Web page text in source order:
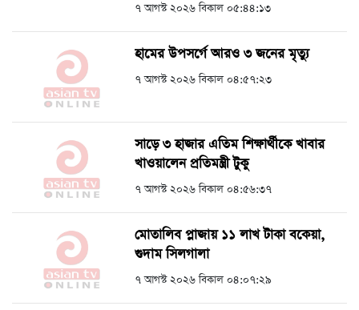
৭ আগস্ট ২০২৬ বিকাল ০৫:৪৪:১৩
হামের উপসর্গে আরও ৩ জনের মৃত্যু
৭ আগস্ট ২০২৬ বিকাল ০৪:৫৭:২৩
সাড়ে ৩ হাজার এতিম শিক্ষার্থীকে খাবার
খাওয়ালেন প্রতিমন্ত্রী টুকু
৭ আগস্ট ২০২৬ বিকাল ০৪:৫৬:৩৭
মোতালিব প্লাজায় ১১ লাখ টাকা বকেয়া,
গুদাম সিলগালা
৭ আগস্ট ২০২৬ বিকাল ০৪:০৭:২৯